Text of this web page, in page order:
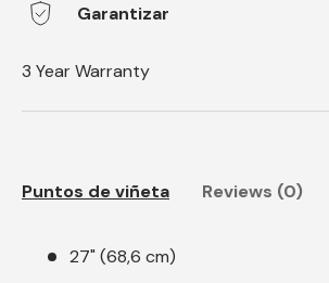
Garantizar
3 Year Warranty
Puntos de viñeta Reviews (0)
27" (68,6 cm)